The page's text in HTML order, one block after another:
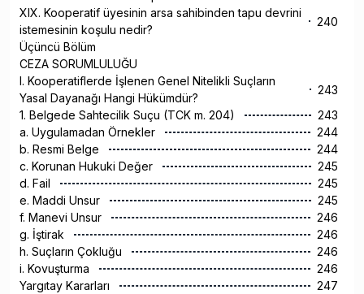
XIX. Kooperatif üyesinin arsa sahibinden tapu devrini
istemesinin koşulu nedir?
240
Üçüncü Bölüm
CEZA SORUMLULUĞU
I. Kooperatiflerde İşlenen Genel Nitelikli Suçların
Yasal Dayanağı Hangi Hükümdür?
243
1. Belgede Sahtecilik Suçu (TCK m. 204)
243
a. Uygulamadan Örnekler
244
b. Resmi Belge
244
c. Korunan Hukuki Değer
245
d. Fail
245
e. Maddi Unsur
245
f. Manevi Unsur
246
g. İştirak
246
h. Suçların Çokluğu
246
i. Kovuşturma
246
Yargıtay Kararları
247